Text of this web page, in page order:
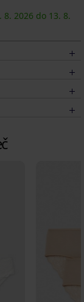
8. 2026 do 13. 8.